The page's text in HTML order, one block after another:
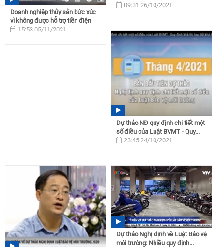
Doanh nghiệp thủy sản bức xúc
vì không được hỗ trợ tiền điện
15:53 05/11/2021
09:31 26/10/2021
Dự thảo NĐ quy định chi tiết một
số điều của Luật BVMT - Quy...
23:45 24/10/2021
Dự thảo Nghị định về Luật Bảo vệ
môi trường: Nhiều quy định...